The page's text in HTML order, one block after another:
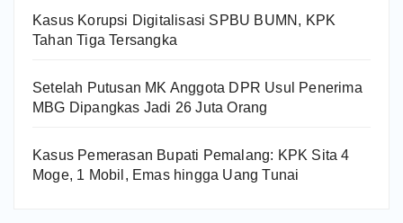
Kasus Korupsi Digitalisasi SPBU BUMN, KPK
Tahan Tiga Tersangka
Setelah Putusan MK Anggota DPR Usul Penerima
MBG Dipangkas Jadi 26 Juta Orang
Kasus Pemerasan Bupati Pemalang: KPK Sita 4
Moge, 1 Mobil, Emas hingga Uang Tunai